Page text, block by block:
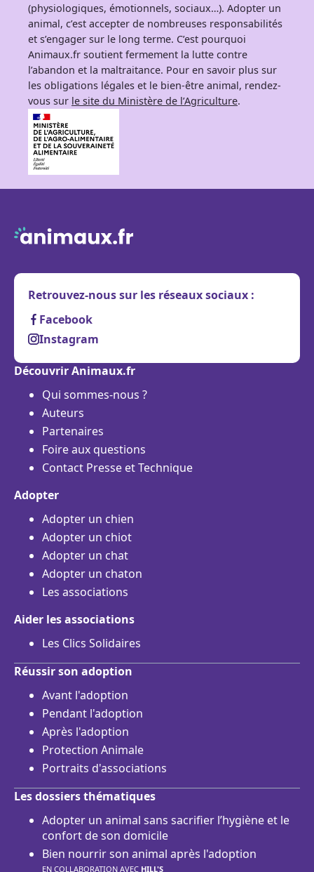
(physiologiques, émotionnels, sociaux…). Adopter un
animal, c’est accepter de nombreuses responsabilités
et s’engager sur le long terme. C’est pourquoi
Animaux.fr soutient fermement la lutte contre
l’abandon et la maltraitance. Pour en savoir plus sur
les obligations légales et le bien-être animal, rendez-
vous sur le site du Ministère de l’Agriculture.
Retrouvez-nous sur les réseaux sociaux :
Facebook
Instagram
Découvrir Animaux.fr
Qui sommes-nous ?
Auteurs
Partenaires
Foire aux questions
Contact Presse et Technique
Adopter
Adopter un chien
Adopter un chiot
Adopter un chat
Adopter un chaton
Les associations
Aider les associations
Les Clics Solidaires
Réussir son adoption
Avant l'adoption
Pendant l'adoption
Après l'adoption
Protection Animale
Portraits d'associations
Les dossiers thématiques
Adopter un animal sans sacrifier l’hygiène et le
confort de son domicile
Bien nourrir son animal après l'adoption
EN COLLABORATION AVEC HILL'S